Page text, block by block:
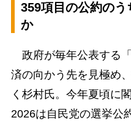
359項目の公約の
か
政府が毎年公表する
済の向かう先を見極め
く杉村氏。今年夏頃に
2026は自民党の選挙公